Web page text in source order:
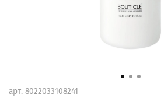
арт. 8022033108241